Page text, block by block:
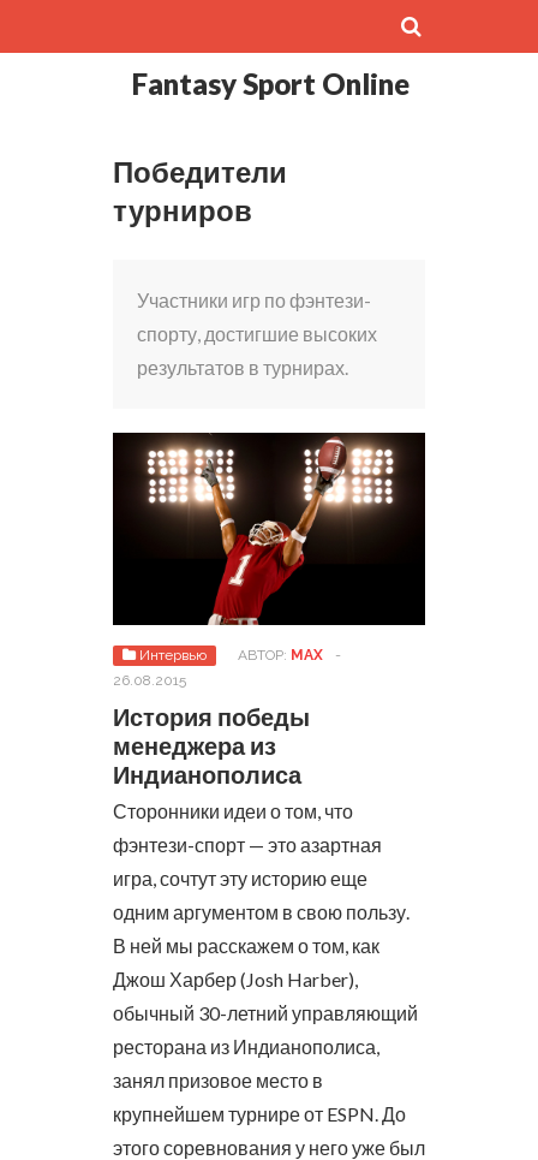
Fantasy Sport Online
Победители
турниров
Участники игр по фэнтези-
спорту, достигшие высоких
результатов в турнирах.
Интервью АВТОР: MAX
-
26.08.2015
История победы
менеджера из
Индианополиса
Сторонники идеи о том, что
фэнтези-спорт — это азартная
игра, сочтут эту историю еще
одним аргументом в свою пользу.
В ней мы расскажем о том, как
Джош Харбер (Josh Harber),
обычный 30-летний управляющий
ресторана из Индианополиса,
занял призовое место в
крупнейшем турнире от ESPN.До
этого соревнования у него уже был